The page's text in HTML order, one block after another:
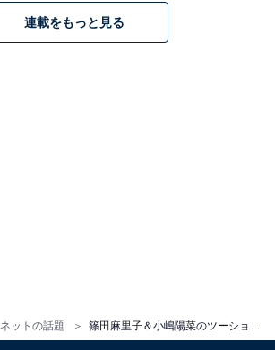
ネットの話題
連載をもっと見る